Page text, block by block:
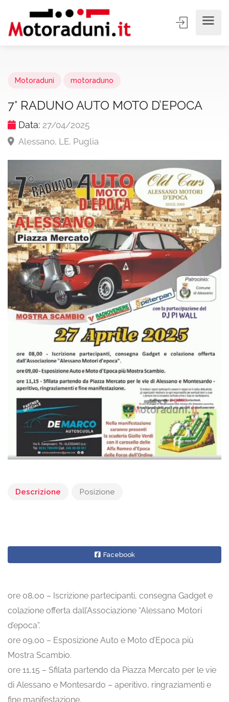
Motoraduni motoraduno
7° RADUNO AUTO MOTO D’EPOCA
Data: 27/04/2025
Alessano, LE, Puglia
Descrizione Posizione
Facebook
ore 08,00 – Iscrizione partecipanti, consegna Gadget e
colazione offerta dall’Associazione “Alessano Motori
d’epoca”.
ore 09,00 – Esposizione Auto e Moto d’Epoca più
Mostra Scambio.
ore 11,15 – Sfilata partendo da Piazza Mercato per le vie
di Alessano e Montesardo – aperitivo, ringraziamenti e
fine manifestazione.